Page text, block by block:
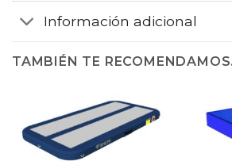
Información adicional
TAMBIÉN TE